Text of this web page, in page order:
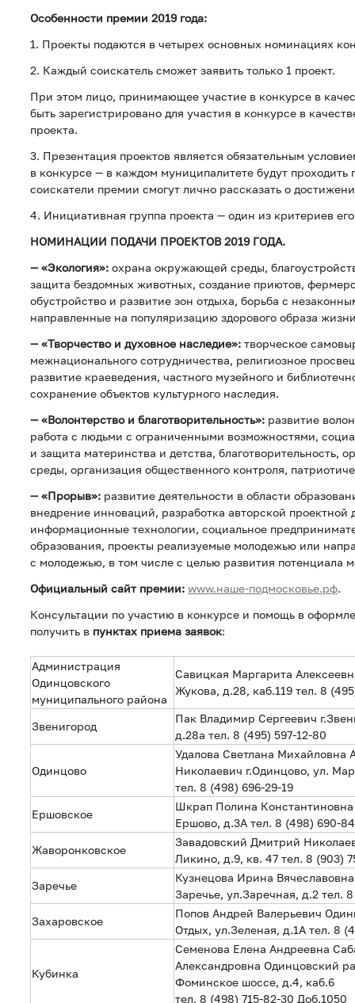
Особенности премии 2019 года:
1. Проекты подаются в четырех основных номинациях
2. Каждый соискатель сможет заявить только 1 проект.
При этом лицо, принимающее участие в конкурсе в
быть зарегистрировано для участия в конкурсе в
проекта.
3. Презентация проектов является обязательным
в конкурсе — в каждом муниципалитете будут проходить
соискатели премии смогут лично рассказать о
4. Инициативная группа проекта — один из критериев
НОМИНАЦИИ ПОДАЧИ ПРОЕКТОВ 2019 ГОДА.
— «Экология»: охрана окружающей среды,
защита бездомных животных, создание приютов,
обустройство и развитие зон отдыха, борьба с
направленные на популяризацию здорового образа
— «Творчество и духовное наследие»: творческое
межнационального сотрудничества, религиозное
развитие краеведения, частного музейного и
сохранение объектов культурного наследия.
— «Волонтерство и благотворительность»: развитие
работа с людьми с ограниченными возможностями,
и защита материнства и детства, благотворительность,
среды, организация общественного контроля,
— «Прорыв»: развитие деятельности в области
внедрение инноваций, разработка авторской проектной
информационные технологии, социальное
образования, проекты реализуемые молодежью или
с молодежью, в том числе с целью развития потенциала
Официальный сайт премии: www.наше-подмосковье.рф.
Консультации по участию в конкурсе и помощь в
получить в пунктах приема заявок:
Администрация
Одинцовского
муниципального района
Савицкая Маргарита
Жукова, д.28, каб.119 тел. 8
Звенигород
Пак Владимир Сергеевич
д.28а тел. 8 (495) 597-12-80
Одинцово
Удалова Светлана Михайловна
Николаевич г.Одинцово, ул.
тел. 8 (498) 696-29-19
Ершовское
Шкрап Полина
Ершово, д.3А тел. 8 (498) 690-
Жаворонковское
Завадовский Дмитрий
Ликино, д.9, кв. 47 тел. 8 (903)
Заречье
Кузнецова Ирина
Заречье, ул.Заречная, д.2 тел.
Захаровское
Попов Андрей Валерьевич
Отдых, ул.Зеленая, д.1А тел. 8
Кубинка
Семенова Елена Андреевна
Александровна Одинцовский
Фоминское шоссе, д.4, каб.6
тел. 8 (498) 715-82-30 Доб.1050